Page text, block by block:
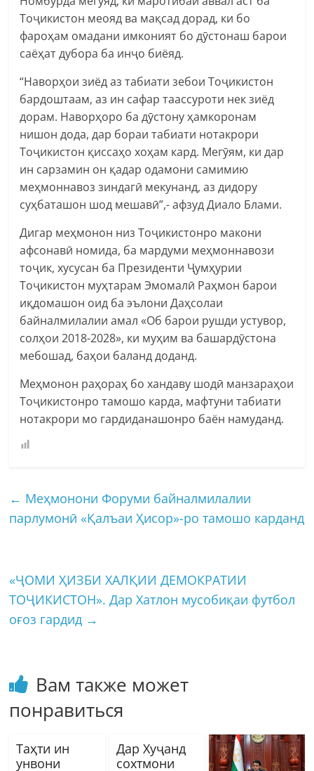
Тоҷикистон меояд ва мақсад дорад, ки бо
фароҳам омадани имконият бо дӯстонаш барои
саёҳат дубора ба инҷо биёяд.
“Наворҳои зиёд аз табиати зебои Тоҷикистон
бардоштаам, аз ин сафар таассуроти нек зиёд
дорам. Наворҳоро ба дӯстону ҳамкоронам
нишон дода, дар бораи табиати нотакрори
Тоҷикистон қиссаҳо хоҳам кард. Мегӯям, ки дар
ин сарзамин он қадар одамони самимию
меҳмоннавоз зиндагӣ мекунанд, аз дидору
суҳбаташон шод мешавӣ”,- афзуд Диало Блами.
Дигар меҳмонон низ Тоҷикистонро макони
афсонавӣ номида, ба мардуми меҳмоннавози
тоҷик, хусусан ба Президенти Ҷумҳурии
Тоҷикистон муҳтарам Эмомалӣ Раҳмон барои
иқдомашон оид ба эълони Даҳсолаи
байналмилалии амал «Об барои рушди устувор,
солҳои 2018-2028», ки муҳим ва башардӯстона
мебошад, баҳои баланд доданд.
Меҳмонон раҳораҳ бо хандаву шодӣ манзараҳои
Тоҷикистонро тамошо карда, мафтуни табиати
нотакрори мо гардиданашонро баён намуданд.
← Меҳмонони Форуми байналмилалии
парлумонӣ «Қалъаи Ҳисор»-ро тамошо карданд
«ҶОМИ ҲИЗБИ ХАЛҚИИ ДЕМОКРАТИИ
ТОҶИКИСТОН». Дар Хатлон мусобиқаи футбол
оғоз гардид →
Вам также может
понравиться
Таҳти ин
унвони
Дар Хуҷанд
сохтмони